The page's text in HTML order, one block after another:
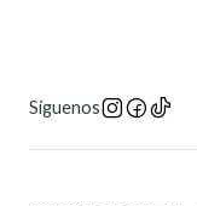
Síguenos